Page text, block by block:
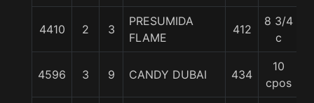
4410 2 3
PRESUMIDA
FLAME
412
8 3/4
c
4596 3 9 CANDY DUBAI 434
10
cpos